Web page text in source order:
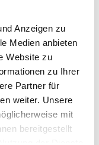
Anzeigen zu
Medien anbieten
Website zu
zu Ihrer
Partner für
weiter. Unsere
mit
bereitgestellt